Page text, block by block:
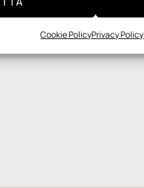
Cookie PolicyPrivacy Policy